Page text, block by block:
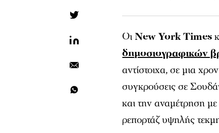
ΟιNew York Times
δημοσιογραφικών
αντίστοιχα, σε μια
συγκρούσεις σε
και την αναμέτρηση με
ρεπορτάζ υψηλής